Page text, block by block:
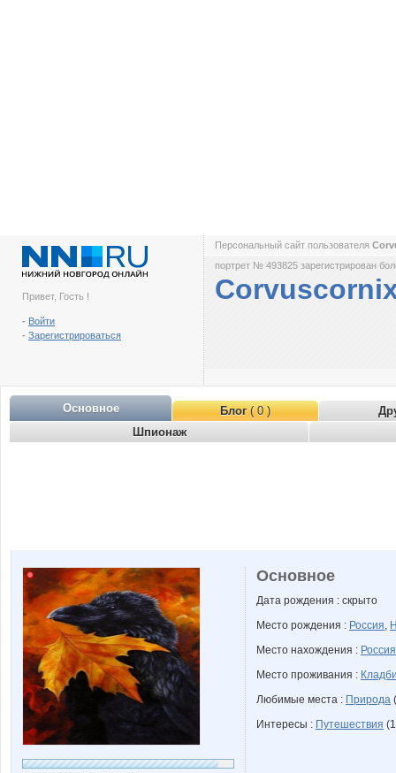
Привет, Гость !
- Войти
- Зарегистрироваться
Персональный сайт пользователя
портрет № 493825 зарегистрирован
Основное Блог( 0 )
Шпионаж
Основное
Дата рождения : скрыто
Место рождения : Россия,
Место нахождения : Россия
Место проживания :
Любимые места : Природа
Интересы : Путешествия